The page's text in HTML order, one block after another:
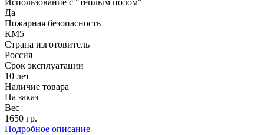
Использование с "теплым полом"
Да
Пожарная безопасность
КМ5
Страна изготовитель
Россия
Срок эксплуатации
10 лет
Наличие товара
На заказ
Вес
1650 гр.
Подробное описание